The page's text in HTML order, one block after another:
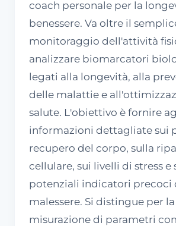
coach personale per la
benessere. Va oltre il
monitoraggio dell'attività
analizzare biomarcatori
legati alla longevità, alla
delle malattie e
salute. L'obiettivo è fornire
informazioni dettagliate sui
recupero del corpo, sulla
cellulare, sui livelli di stress e
potenziali indicatori precoci
malessere. Si distingue per la
misurazione di parametri